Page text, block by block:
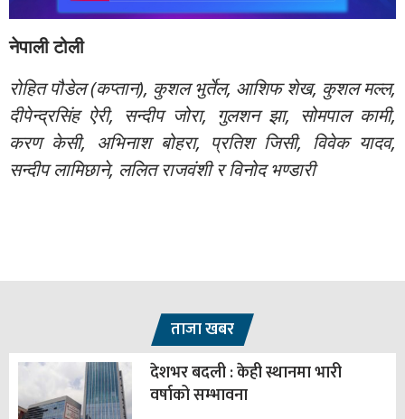
नेपाली टोली
रोहित पौडेल (कप्तान), कुशल भुर्तेल, आशिफ शेख, कुशल मल्ल,
दीपेन्द्रसिंह ऐरी, सन्दीप जोरा, गुलशन झा, सोमपाल कामी,
करण केसी, अभिनाश बोहरा, प्रतिश जिसी, विवेक यादव,
सन्दीप लामिछाने, ललित राजवंशी र विनोद भण्डारी
ताजा खबर
देशभर बदली : केही स्थानमा भारी
वर्षाको सम्भावना